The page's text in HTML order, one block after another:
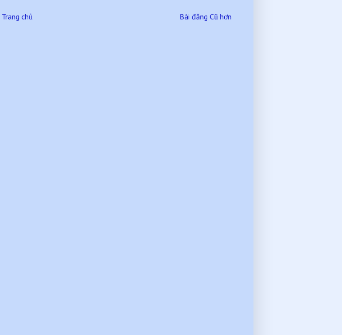
Bài đăng Cũ hơn
Trang chủ